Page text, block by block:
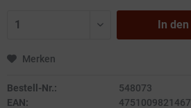
In den
Merken
Bestell-Nr.:
548073
EAN:
4751009821467